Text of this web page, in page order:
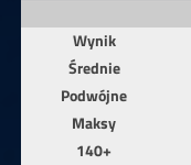
Wynik
Średnie
Podwójne
Maksy
140+